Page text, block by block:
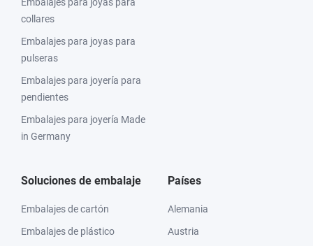
collares
Embalajes para joyas para
pulseras
Embalajes para joyería para
pendientes
Embalajes para joyería Made
in Germany
Soluciones de embalaje
Embalajes de cartón
Embalajes de plástico
Países
Alemania
Austria